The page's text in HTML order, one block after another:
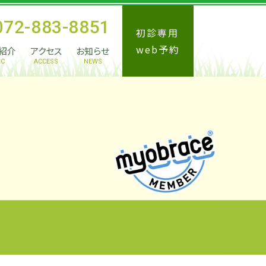
883-8851
初診専用
web予約
介 アクセス
ACCESS
お知らせ
NEWS